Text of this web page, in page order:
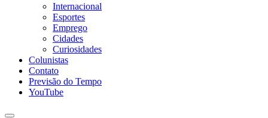
Internacional
Esportes
Emprego
Cidades
Curiosidades
Colunistas
Contato
Previsão do Tempo
YouTube